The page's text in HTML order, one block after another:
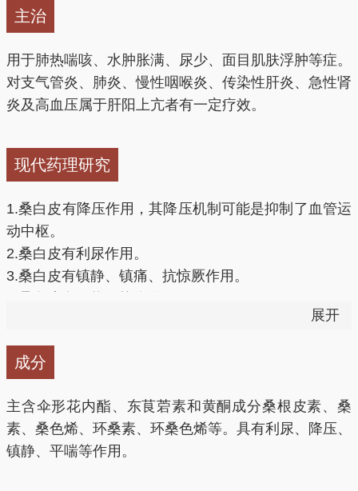
皮同用，如泻白散。若水饮停肺，胀满喘急，可配伍麻
黄、葶苈子等同用；用治肺虚有热而咳喘气短，潮热，
盗汗，也可与人参、熟地黄等配伍为用。
2.利水消肿（水肿证）用治风水、皮水等阳水实证。全
茯苓皮、大腹皮等同用，如五皮饮。
旺之高血压病。
桑白皮图片
蜜桑白皮图片
主治
用于肺热喘咳、水肿胀满、尿少、面目肌肤浮肿等症。
对支气管炎、肺炎、慢性咽喉炎、传染性肝炎、急性肾
炎及高血压属于肝阳上亢者有一定疗效。
现代药理研究
1.桑白皮有降压作用，其降压机制可能是抑制了血管运
动中枢。
2.桑白皮有利尿作用。
3.桑白皮有镇静、镇痛、抗惊厥作用。
5.桑白皮有抗菌作用，对金黄色葡萄球菌、伤寒杆菌和
福氏痢疾杆菌及某些真菌有抑制作用。
6.桑白皮有导泻作用。
8.桑白皮对心脏有影响9.桑白皮有抗肿瘤作用。
10.桑白皮有扩张血管作用。
11.桑白皮对花生四烯酸代谢有抑制作用。
展开
成分
主含伞形花内酯、东茛菪素和黄酮成分桑根皮素、桑
素、桑色烯、环桑素、环桑色烯等。具有利尿、降压、
镇静、平喘等作用。